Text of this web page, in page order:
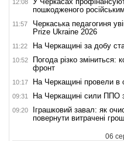
12:08
пошкодженого
11:57
Черкаська педагогиня
Prize Ukraine 2026
11:22 На Черкащині за добу
10:52
Погода різко зміниться:
фронт
10:17 На Черкащині провели в
09:31 На Черкащині сили ППО
09:20
Іграшковий завал: як
повернути витрачені
06